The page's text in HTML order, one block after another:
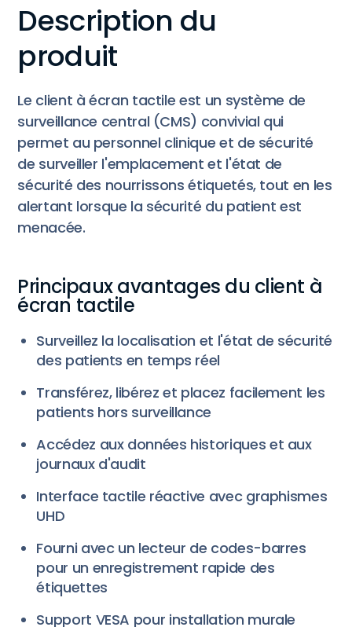
Description du
produit
Le client à écran tactile est un système de
surveillance central (CMS) convivial qui
permet au personnel clinique et de sécurité
de surveiller l'emplacement et l'état de
sécurité des nourrissons étiquetés, tout en les
alertant lorsque la sécurité du patient est
menacée.
Principaux avantages du client à
écran tactile
Surveillez la localisation et l'état de sécurité
des patients en temps réel
Transférez, libérez et placez facilement les
patients hors surveillance
Accédez aux données historiques et aux
journaux d'audit
Interface tactile réactive avec graphismes
UHD
Fourni avec un lecteur de codes-barres
pour un enregistrement rapide des
étiquettes
Support VESA pour installation murale